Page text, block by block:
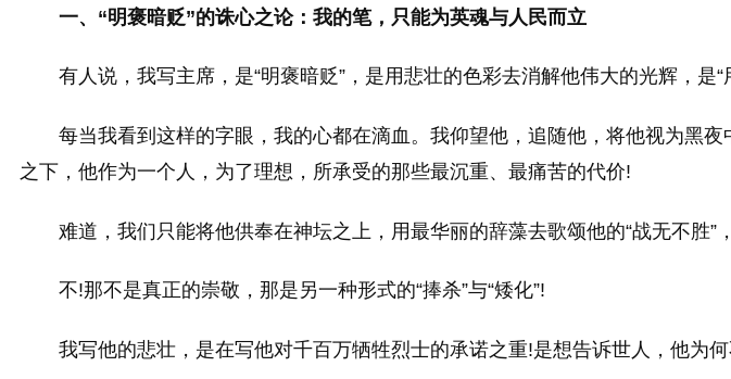
一、“明褒暗贬”的诛心之论：我的笔，只能为英魂与人民而立
有人说，我写主席，是“明褒暗贬”，是用悲壮的色彩去消解他伟大的光辉，是“
每当我看到这样的字眼，我的心都在滴血。我仰望他，追随他，将他视为黑
之下，他作为一个人，为了理想，所承受的那些最沉重、最痛苦的代价!
难道，我们只能将他供奉在神坛之上，用最华丽的辞藻去歌颂他的“战无不胜
不!那不是真正的崇敬，那是另一种形式的“捧杀”与“矮化”!
我写他的悲壮，是在写他对千百万牺牲烈士的承诺之重!是想告诉世人，他为